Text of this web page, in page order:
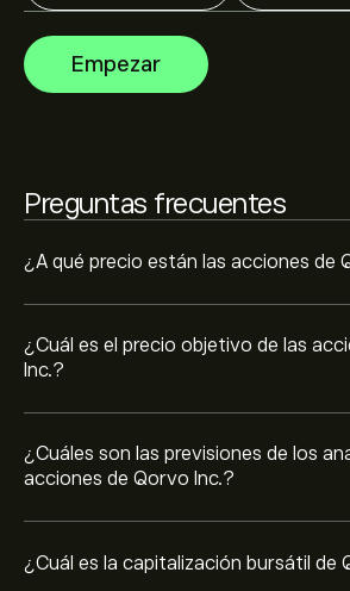
Empezar
Preguntas frecuentes
¿A qué precio están las acciones de
¿Cuál es el precio objetivo de las
Inc.?
¿Cuáles son las previsiones de los
acciones de Qorvo Inc.?
estados financieros y el crecimiento
las previsiones más recientes para
futura de los precios.
¿Cuál es la capitalización bursátil de
La capitalización bursátil de Qorvo
8.41B‎$‎
Mantenga.